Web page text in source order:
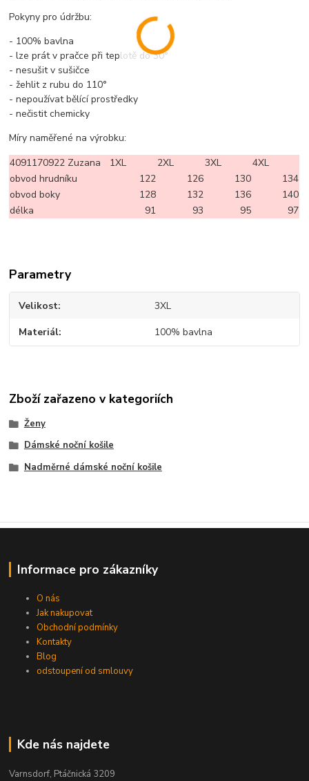
Pokyny pro údržbu:
- 100% bavlna
- lze prát v pračce při teplotě do 30°
- nesušit v sušičce
- žehlit z rubu do 110°
- nepoužívat bělící prostředky
- nečistit chemicky
Míry naměřené na výrobku:
4091170922 Zuzana
1XL 2XL 3XL
4XL
obvod hrudníku
122 126 130
134
obvod boky
128 132 136
140
délka
91 93 95 97
Parametry
Velikost 3XL
Materiál 100% bavlna
Zboží zařazeno v kategoriích
Ženy
Dámské noční košile
Nadměrné dámské noční košile
Informace pro zákazníky
O nás
Jak nakupovat
Obchodní podmínky
Kontakty
Blog
odstoupení od smlouvy
Kde nás najdete
Varnsdorf, Ptáčnická 3209